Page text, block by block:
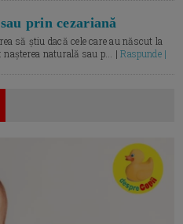
prin cezariană
să știu dacă cele care au născut la
nașterea naturală sau p... |Raspunde |